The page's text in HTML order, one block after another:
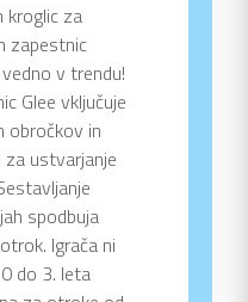
za
zapestnic
v trendu!
Glee vključuje
obročkov in
za ustvarjanje
spodbuja
Igrača ni
do 3. leta